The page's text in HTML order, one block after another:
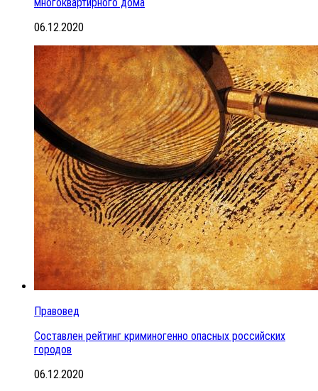
06.12.2020
Правовед
Составлен рейтинг криминогенно опасных российских
городов
06.12.2020